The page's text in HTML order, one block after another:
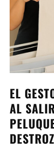
EL
AL